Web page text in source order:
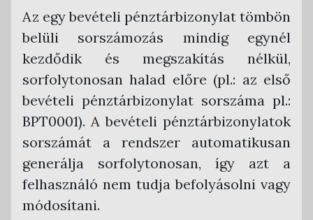
Megjegyzések
Árfolyam
ÁFA kódok
Számlakiállítás és kapcsolódó funkciók
Számlakiállítás
Új elektronikus számla létrehozása
Új papír alapú számla létrehozása
Sztornó (érvénytelenítő) számla létrehozása
Számla létrehozása egy már létező alapján
Számlakiküldés
Számlaletöltés
Kiállított számlák listája
Számla faktoring
Az egy bevételi pénztárbizonylat tömbön
belüli sorszámozás mindig egynél
kezdődik és megszakítás nélkül,
sorfolytonosan halad előre (pl.: az első
bevételi pénztárbizonylat sorszáma pl.:
BPT0001). A bevételi pénztárbizonylatok
sorszámát a rendszer automatikusan
generálja sorfolytonosan, így azt a
felhasználó nem tudja befolyásolni vagy
módosítani.